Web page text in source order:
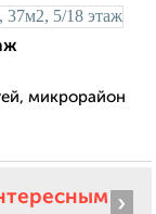
микрорайон
›